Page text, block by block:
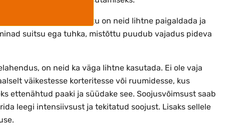
mistõttu on neid lihtne paigaldada ja
suitsu ega tuhka, mistõttu puudub vajadus pideva
on neid ka väga lihtne kasutada. Ei ole vaja
väikestesse korteritesse või ruumidesse, kus
ettenähtud paaki ja süüdake see. Soojusvõimsust saab
leegi intensiivsust ja tekitatud soojust. Lisaks sellele